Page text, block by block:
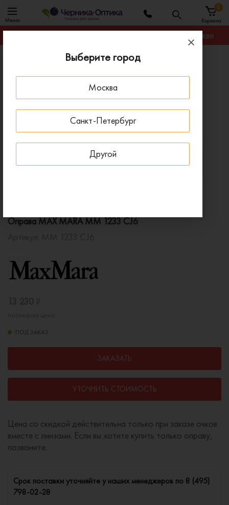
Выберите город
Москва
Санкт-Петербург
Другой
Меню Корзина
0
Гарантируем лучшую цену на любую оправу в Москве
Оправы для очков
Оправа MAX MARA MM 1233 CJ6
Оправа MAX MARA MM 1233 CJ6
ПОД ЗАКАЗ
ЗАКАЗАТЬ
УТОЧНИТЬ СТОИМОСТЬ
Цена со скидкой действительна только при заказе очков
вместе с линзами. Если вы хотите купить только оправу,
позвоните.
Cрок поставки уточняйте у наших менеджеров по 8 (495)
798-02-28
ПОД ЗАКАЗ